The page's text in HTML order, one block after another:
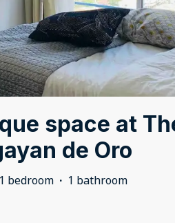
space at
de Oro
1 bedroom · 1 bathroom